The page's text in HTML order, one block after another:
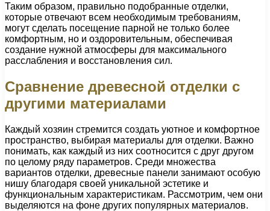
Таким образом, правильно подобранные отделки,
которые отвечают всем необходимым требованиям,
могут сделать посещение парной не только более
комфортным, но и оздоровительным, обеспечивая
создание нужной атмосферы для максимального
расслабления и восстановления сил.
Сравнение древесной отделки с
другими материалами
Каждый хозяин стремится создать уютное и комфортное
пространство, выбирая материалы для отделки. Важно
понимать, как каждый из них соотносится с друг другом
по целому ряду параметров. Среди множества
вариантов отделки, древесные панели занимают особую
нишу благодаря своей уникальной эстетике и
функциональным характеристикам. Рассмотрим, чем они
выделяются на фоне других популярных материалов.